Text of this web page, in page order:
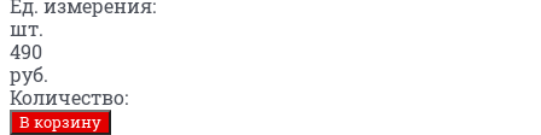
Ед. измерения:
шт.
490
руб.
Количество:
В корзину